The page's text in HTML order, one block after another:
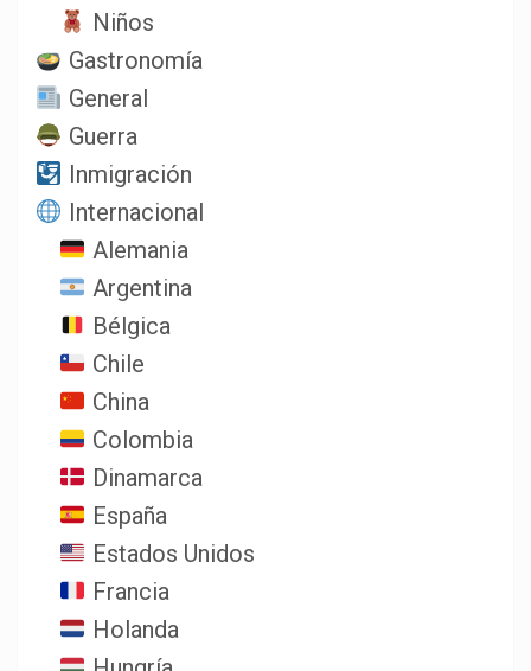
Niños
Gastronomía
General
Guerra
Inmigración
Internacional
Alemania
Argentina
Bélgica
Chile
China
Colombia
Dinamarca
España
Estados Unidos
Francia
Holanda